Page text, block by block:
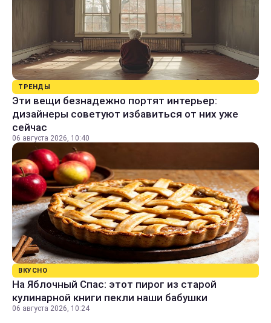
ТРЕНДЫ
Эти вещи безнадежно портят интерьер:
дизайнеры советуют избавиться от них уже
сейчас
06 августа 2026, 10:40
ВКУСНО
На Яблочный Спас: этот пирог из старой
кулинарной книги пекли наши бабушки
06 августа 2026, 10:24